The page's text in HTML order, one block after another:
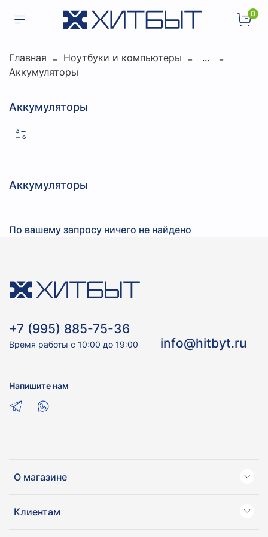
0
Главная Ноутбуки и компьютеры
...
Аккумуляторы
Аккумуляторы
Аккумуляторы
По вашему запросу ничего не найдено
О магазине
Клиентам
+7 (995) 885-75-36
Время работы с 10:00 до 19:00 info@hitbyt.ru
Напишите нам